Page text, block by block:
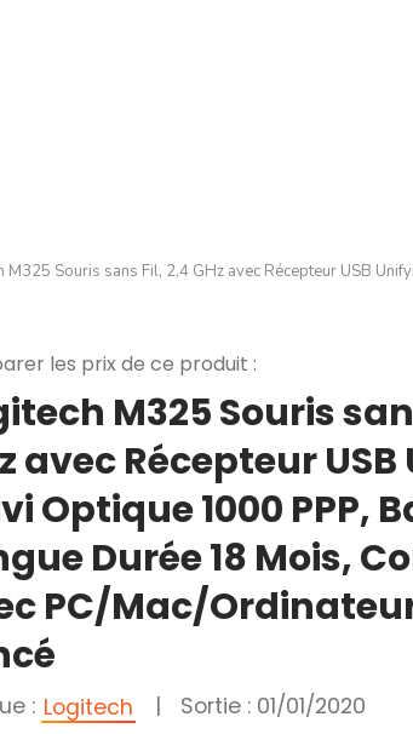
M325 Souris sans Fil, 2,4 GHz avec Récepteur USB
les prix de ce produit :
M325 Souris
avec Récepteur
Optique 1000 PPP,
Durée 18 Mois,
PC/Mac/
: Logitech | Sortie : 01/01/2020